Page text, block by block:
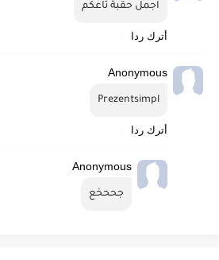
اجمل حقبة تاعكم
أترك ردا
Anonymous
Prezentsimpl
أترك ردا
Anonymous
جححخع